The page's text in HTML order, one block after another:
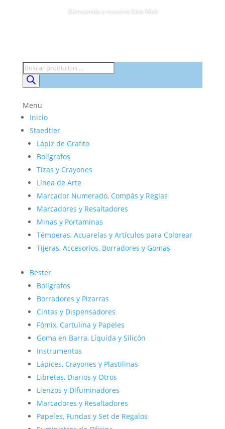
Bienvenido a nuestro Sitio Web
Búsqueda
de
productos
Menu
Inicio
Staedtler
Lápiz de Grafito
Bolígrafos
Tizas y Crayones
Línea de Arte
Marcador Numerado, Compás y Reglas
Marcadores y Resaltadores
Minas y Portaminas
Témperas, Acuarelas y Artículos para Colorear
Tijeras, Accesorios, Borradores y Gomas
Bester
Bolígrafos
Borradores y Pizarras
Cintas y Dispensadores
Fómix, Cartulina y Papeles
Goma en Barra, Líquida y Silicón
Instrumentos
Lápices, Crayones y Plastilinas
Libretas, Diarios y Otros
Lienzos y Difuminadores
Marcadores y Resaltadores
Papeles, Fundas y Set de Regalos